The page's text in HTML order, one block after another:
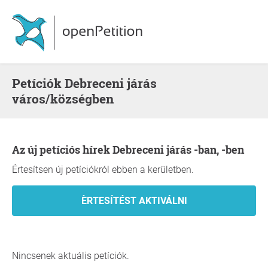
Petíciók Debreceni járás
város/községben
Az új petíciós hírek Debreceni járás -ban, -ben
Értesítsen új petíciókról ebben a kerületben.
Nincsenek aktuális petíciók.